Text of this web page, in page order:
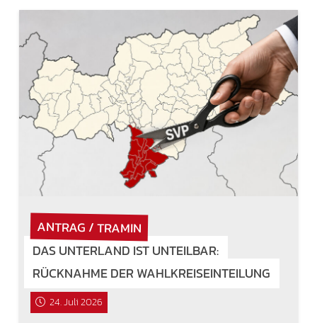
ANTRAG / TRAMIN
DAS UNTERLAND IST UNTEILBAR:
RÜCKNAHME DER WAHLKREISEINTEILUNG
24. Juli 2026